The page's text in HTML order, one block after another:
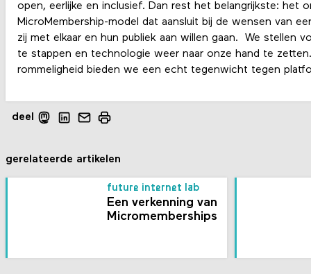
open, eerlijke en inclusief. Dan rest het belangrijkste: het
MicroMembership-model dat aansluit bij de wensen van
zij met elkaar en hun publiek aan willen gaan. We stellen
te stappen en technologie weer naar onze hand te
rommeligheid bieden we een echt tegenwicht tegen
deel
gerelateerde artikelen
future internet lab
Een verkenning van
Micromemberships